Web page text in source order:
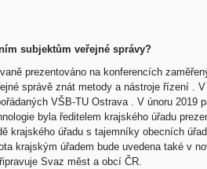
subjektům veřejné správy?
prezentováno na konferencích
správě znát metody a nástroje řízení .
VŠB-TU Ostrava . V únoru 2019
byla ředitelem krajského úřadu
krajského úřadu s tajemníky obecních
krajským úřadem bude uvedena také v
Svaz měst a obcí ČR.